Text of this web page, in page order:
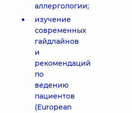
аллергологии;
изучение
современных
гайдлайнов
и
рекомендаций
по
ведению
пациентов
(European